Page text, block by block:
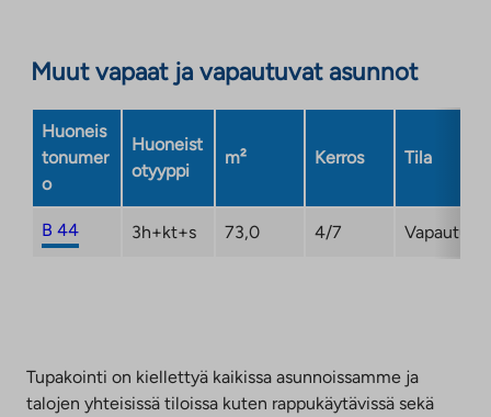
välilehteen
uuteen
Muut vapaat ja vapautuvat asunnot
Huoneis
tonumer
o
Huoneist
otyyppi
m² Kerros Tila
B 44 3h+kt+s 73,0 4/7
Tupakointi on kiellettyä kaikissa asunnoissamme ja
talojen yhteisissä tiloissa kuten rappukäytävissä sekä